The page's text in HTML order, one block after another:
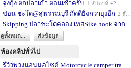
จูงกุ้ง ตกปลาเก๋า ตอนเช้าครับ 1 สัปดาห์ +2
ช่อน ชะโด@สุพรรณบุรี กัดดียิ่งกว่ายุงอีก 2 สัปดาห์
Skipping ปลาชะโดคลอง เทสSike hook จากLF
ดูทั้งหมด...
ส่งข้อมูล
ห้องคลิปทั่วไป
รีวิวพ่วงนอนมอไซค์ Motorcycle camper tra